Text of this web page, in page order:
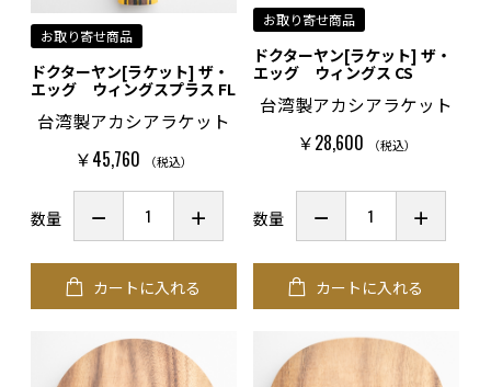
お取り寄せ商品
ドクターヤン[ラケット] ザ・
エッグ ウィングスプラス FL
台湾製アカシアラケット
￥45,760 （税込）
数量
カートに入れる
お取り寄せ商品
ドクターヤン[ラケット] ザ・
エッグ ウィングス CS
台湾製アカシアラケット
￥28,600 （税込）
数量
カートに入れる